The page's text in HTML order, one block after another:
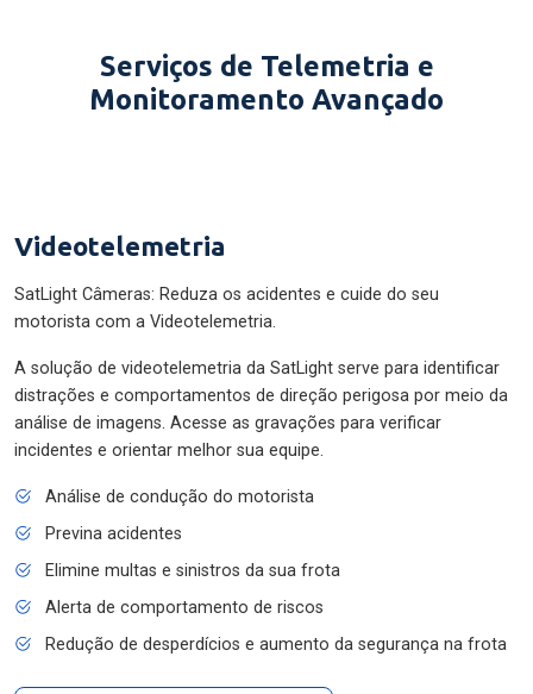
Serviços de Telemetria e
Monitoramento Avançado
Videotelemetria
SatLight Câmeras: Reduza os acidentes e cuide do seu
motorista com a Videotelemetria.
A solução de videotelemetria da SatLight serve para identificar
distrações e comportamentos de direção perigosa por meio da
análise de imagens. Acesse as gravações para verificar
incidentes e orientar melhor sua equipe.
Análise de condução do motorista
Previna acidentes
Elimine multas e sinistros da sua frota
Alerta de comportamento de riscos
Redução de desperdícios e aumento da segurança na frota